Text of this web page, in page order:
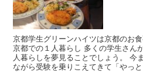
京都学生グリーンハイツは京都のお
京都での１人暮らし 多くの学生さん
人暮らしを夢見ることでしょう。 今
ながら受験を乗りこえてきて「やっ